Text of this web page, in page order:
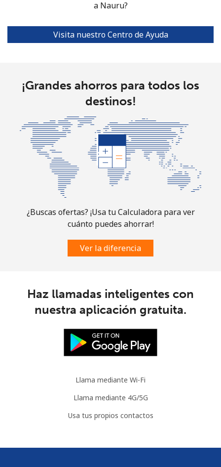
North Korea
Norway
⁦1.5¢⁩
Celular ⁦1.6¢⁩ 312 min por ⁦$5⁩
a Nauru?
Visita nuestro Centro de Ayuda
¡Grandes ahorros para todos los
destinos!
¿Buscas ofertas? ¡Usa tu Calculadora para ver
cuánto puedes ahorrar!
Ver la diferencia
Haz llamadas inteligentes con
nuestra aplicación gratuita.
Llama mediante Wi-Fi
Llama mediante 4G/5G
Usa tus propios contactos